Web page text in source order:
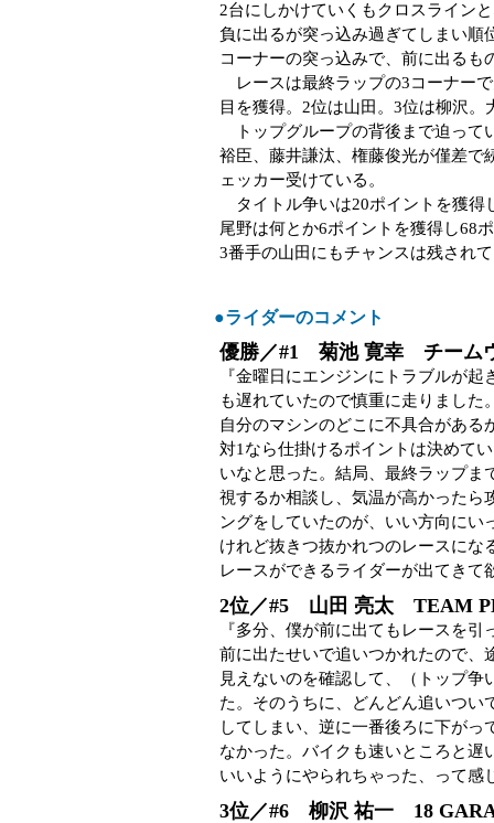
2台にしかけていくもクロスライン
負に出るが突っ込み過ぎてしまい順
コーナーの突っ込みで、前に出る
レースは最終ラップの3コーナー
目を獲得。2位は山田。3位は柳沢
トップグループの背後まで迫って
裕臣、藤井謙汰、権藤俊光が僅差で
ェッカー受けている。
タイトル争いは20ポイントを獲得
尾野は何とか6ポイントを獲得し68
3番手の山田にもチャンスは残され
●ライダーのコメント
優勝／#1 菊池 寛幸 チーム
『金曜日にエンジンにトラブルが
も遅れていたので慎重に走りまし
自分のマシンのどこに不具合があ
対1なら仕掛けるポイントは決めて
いなと思った。結局、最終ラップま
視するか相談し、気温が高かったら
ングをしていたのが、いい方向に
けれど抜きつ抜かれつのレースにな
レースができるライダーが出てきて
2位／#5 山田 亮太 TEAM
『多分、僕が前に出てもレースを
前に出たせいで追いつかれたので、
見えないのを確認して、（トップ
た。そのうちに、どんどん追いつい
してしまい、逆に一番後ろに下が
なかった。バイクも速いところと遅
いいようにやられちゃった、って感
3位／#6 柳沢 祐一 18